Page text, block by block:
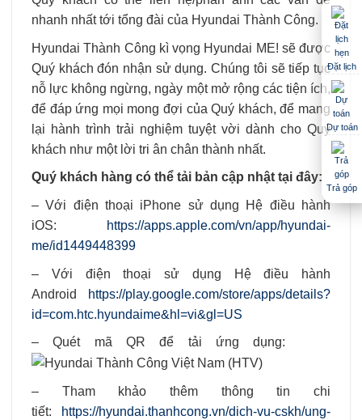
nhanh nhất tới tổng đài của Hyundai Thành Công.
Hyundai Thành Công kì vọng Hyundai ME! sẽ được
Quý khách đón nhận sử dụng. Chúng tôi sẽ tiếp tục
nỗ lực không ngừng, ngày một mở rộng các tiện ích,
để đáp ứng mọi mong đợi của Quý khách, để mang
lại hành trình trải nghiệm tuyệt vời dành cho Quý
khách như một lời tri ân chân thành nhất.
Quý khách hàng có thể tải bản cập nhật tại đây:
– Với điện thoại iPhone sử dụng Hệ điều hành
iOS:
https://apps.apple.com/vn/app/hyundai-
me/id1449448399
– Với điện thoại sử dụng Hệ điều hành
Android
https://play.google.com/store/apps/details?
id=com.htc.hyundaime&hl=vi&gl=US
– Quét mã QR để tải ứng dụng:
– Tham khảo thêm thông tin chi
tiết:
https://hyundai.thanhcong.vn/dich-vu-cskh/ung-
Đặt lịch
Dự toán
Trả góp